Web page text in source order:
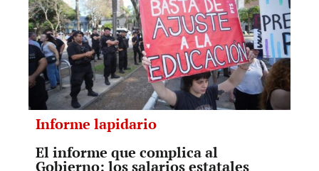
Informe lapidario
El informe que complica al
Gobierno: los salarios estatales